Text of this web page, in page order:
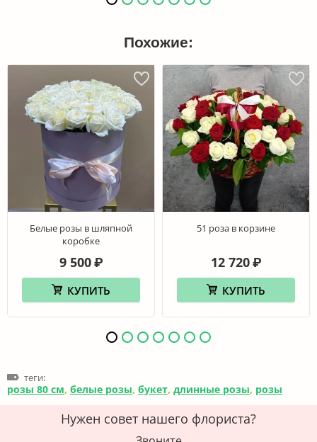
Похожие:
Белые розы в шляпной
коробке
9 500 ₽
КУПИТЬ
51 роза в корзине
12 720 ₽
КУПИТЬ
теги:
розы 80 см, белые розы, букет, длинные розы, розы
Нужен совет нашего флориста?